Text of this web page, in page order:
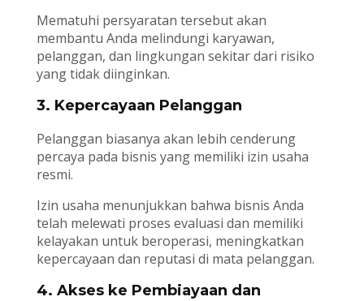
Mematuhi persyaratan tersebut akan
membantu Anda melindungi karyawan,
pelanggan, dan lingkungan sekitar dari risiko
yang tidak diinginkan.
3. Kepercayaan Pelanggan
Pelanggan biasanya akan lebih cenderung
percaya pada bisnis yang memiliki izin usaha
resmi.
Izin usaha menunjukkan bahwa bisnis Anda
telah melewati proses evaluasi dan memiliki
kelayakan untuk beroperasi, meningkatkan
kepercayaan dan reputasi di mata pelanggan.
4. Akses ke Pembiayaan dan